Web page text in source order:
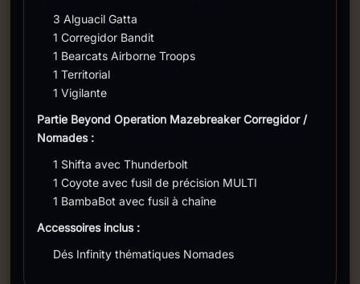
3 Alguacil Gatta
1 Corregidor Bandit
1 Bearcats Airborne Troops
1 Territorial
1 Vigilante
Partie Beyond Operation Mazebreaker Corregidor /
Nomades :
1 Shifta avec Thunderbolt
1 Coyote avec fusil de précision MULTI
1 BambaBot avec fusil à chaîne
Accessoires inclus :
Dés Infinity thématiques Nomades